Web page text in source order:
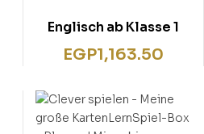
Englisch ab Klasse 1
EGP1,163.50